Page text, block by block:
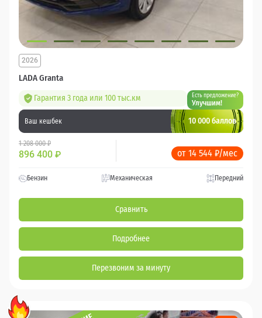
LADA Granta
2026
Гарантия 3 года или 100 тыс.км Есть предложение?
Улучшим!
Ваш кешбек 10 000 баллов
1 208 000 ₽
896 400 ₽ от 14 544 ₽/мес
Бензин Механическая Передний
Сравнить
Подробнее
Перезвоним за минуту